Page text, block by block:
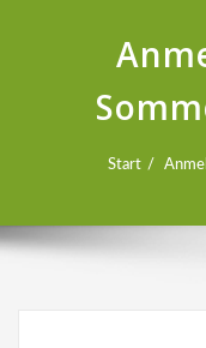
Start